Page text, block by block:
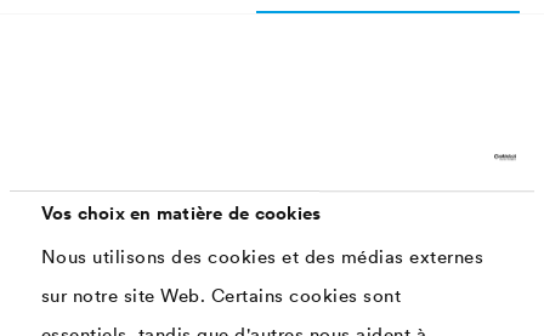
Vos choix en matière de cookies
Nous utilisons des cookies et des médias externes
sur notre site Web. Certains cookies sont
désinfection à base d'eau